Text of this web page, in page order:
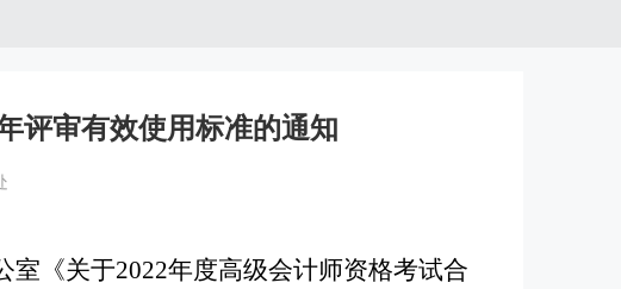
评审有效使用标准的通知
室《关于2022年度高级会计师资格考试合